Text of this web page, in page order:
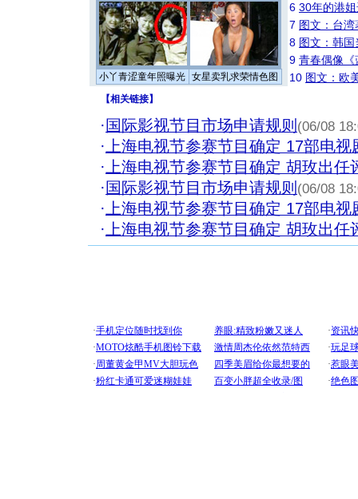
小丫青涩童年照曝光 女星卖乳求荣情色图
6 30年的港
7 图文：台
8 图文：韩
9 青春偶像《
10 图文：欧
【相关链接】
· 国际影视节目市场申请规则 (06/08
· 上海电视节参赛节目确定 17部电
· 上海电视节参赛节目确定 胡玫出任
· 国际影视节目市场申请规则 (06/08
· 上海电视节参赛节目确定 17部电
· 上海电视节参赛节目确定 胡玫出任